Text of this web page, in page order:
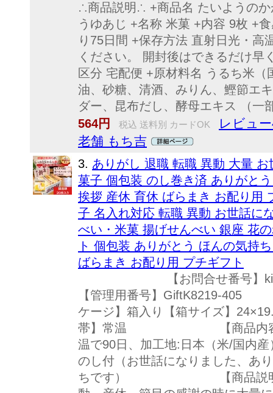
∴商品説明∴ +商品名 たいようの
うゆあじ +名称 米菓 +内容 9枚 +
り75日間 +保存方法 直射日光・高
ください。 開封後はできるだけ早
区分 宅配便 +原材料名 うるち米
油、砂糖、清酒、みりん、鰹節エ
ダー、昆布だし、酵母エキス （
564円
税込 送料別 カードOK
レビュ
老舗 もち吉
3. ありがし 退職 転職 異動 大量
菓子 個包装 のし巻き済 ありがと
挨拶 産休 育休 ばらまき お配り用
子 名入れ対応 転職 異動 お世話に
べい・米菓 揚げせんべい 銀座 花
ト 個包装 ありがとう ほんの気持
ばらまき お配り用 プチギフト
【お問合せ番号
【管理用番号】
ケージ】箱入り【箱サイズ】
帯】常温 【商品内容】20
温で90日、加工地:日本（米/国内
のし付（お世話になりました、あ
ちです） 【商品説明】「